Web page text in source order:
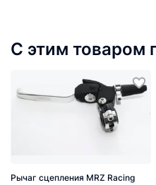
С этим товаром
Рычаг сцепления MRZ Racing